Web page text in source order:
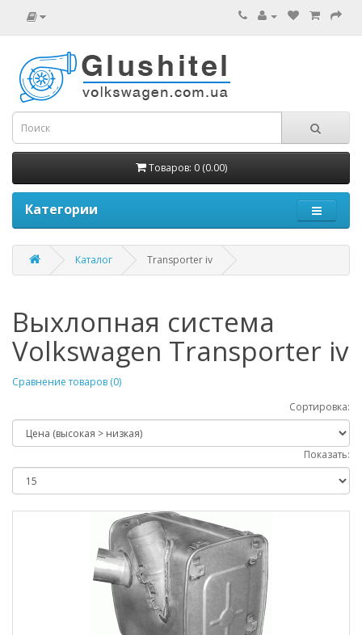
Товаров: 0 (0.00)
Категории
Каталог Transporter iv
Выхлопная система
Volkswagen Transporter iv
Сравнение товаров (0)
Сортировка:
Показать: